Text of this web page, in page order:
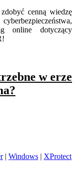
cenną wiedzę
online dotyczący
w erze
| Windows | XProtect